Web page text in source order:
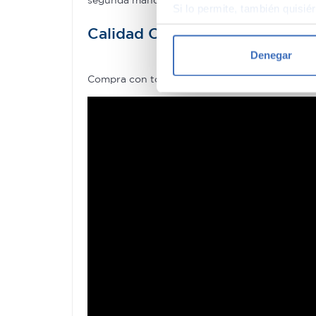
Si lo permite, también
Recopilar
Obtenga más información
Denegar
Calidad Canalcar
Compra con total tranquilidad, sólo 1 de cada